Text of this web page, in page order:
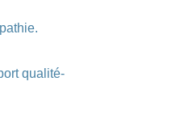
qualité-